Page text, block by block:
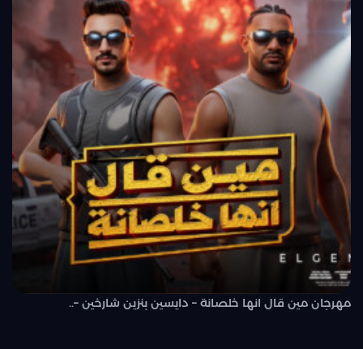
مهرجان مين قال انها خلصانة – دايسين بنزين شارخين –..